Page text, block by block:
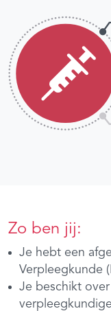
Zo ben jij:
Je hebt een
Verpleegkunde
Je beschikt